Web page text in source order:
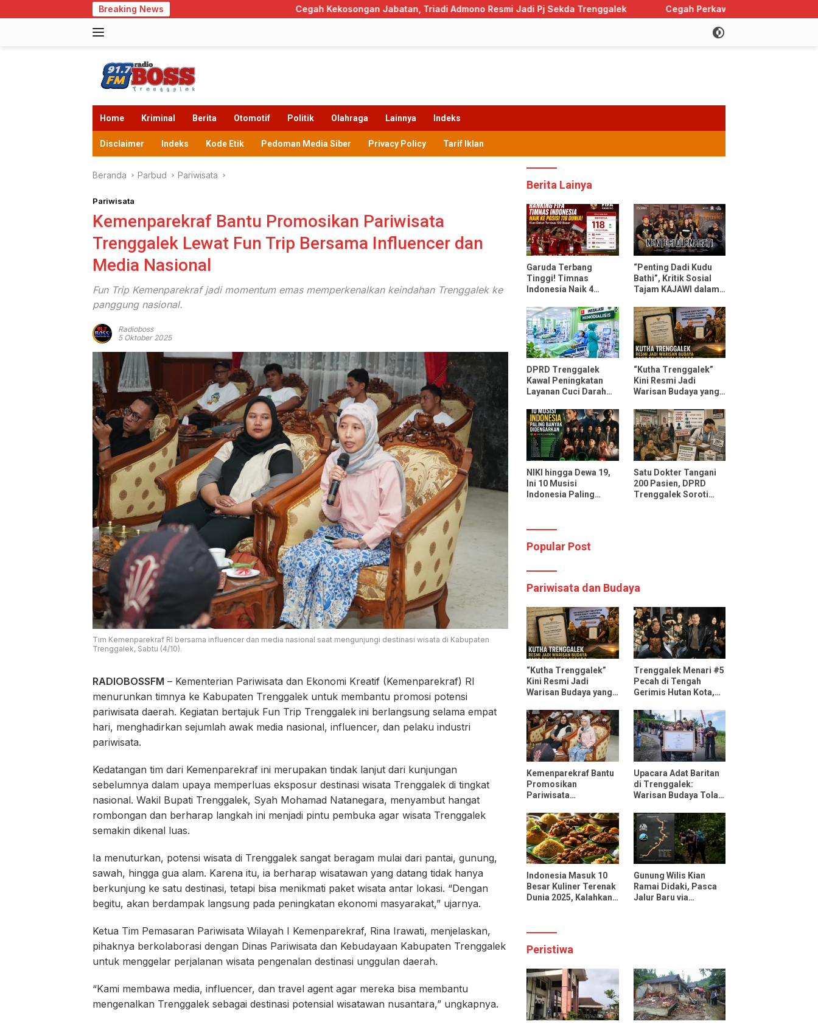
ke
Breaking News Cegah Kekosongan Jabatan, Triadi Admono Resmi Jadi Pj Sekda Trenggalek Cegah Perkawinan Anak, Trenggalek Sabet Peringkat
Home Kriminal Berita Otomotif Politik Olahraga Lainnya Indeks
Disclaimer Indeks Kode Etik Pedoman Media Siber Privacy Policy Tarif Iklan
Beranda Parbud Pariwisata
Pariwisata
Kemenparekraf Bantu Promosikan Pariwisata
Trenggalek Lewat Fun Trip Bersama Influencer dan
Media Nasional
Fun Trip Kemenparekraf jadi momentum emas memperkenalkan keindahan Trenggalek ke
panggung nasional.
Radioboss
5 Oktober 2025
Tim Kemenparekraf RI bersama influencer dan media nasional saat mengunjungi destinasi wisata di Kabupaten
Trenggalek, Sabtu (4/10).
RADIOBOSSFM – Kementerian Pariwisata dan Ekonomi Kreatif (Kemenparekraf) RI
menurunkan timnya ke Kabupaten Trenggalek untuk membantu promosi potensi
pariwisata daerah. Kegiatan bertajuk Fun Trip Trenggalek ini berlangsung selama empat
hari, menghadirkan sejumlah awak media nasional, influencer, dan pelaku industri
pariwisata.
Kedatangan tim dari Kemenparekraf ini merupakan tindak lanjut dari kunjungan
sebelumnya dalam upaya memperluas eksposur destinasi wisata Trenggalek di tingkat
nasional. Wakil Bupati Trenggalek, Syah Mohamad Natanegara, menyambut hangat
rombongan dan berharap langkah ini menjadi pintu pembuka agar wisata Trenggalek
semakin dikenal luas.
Ia menuturkan, potensi wisata di Trenggalek sangat beragam mulai dari pantai, gunung,
sawah, hingga gua alam. Karena itu, ia berharap wisatawan yang datang tidak hanya
berkunjung ke satu destinasi, tetapi bisa menikmati paket wisata antar lokasi. “Dengan
begitu, akan berdampak langsung pada peningkatan ekonomi masyarakat,” ujarnya.
Ketua Tim Pemasaran Pariwisata Wilayah I Kemenparekraf, Rina Irawati, menjelaskan,
pihaknya berkolaborasi dengan Dinas Pariwisata dan Kebudayaan Kabupaten Trenggalek
untuk menggelar perjalanan wisata pengenalan destinasi unggulan daerah.
“Kami membawa media, influencer, dan travel agent agar mereka bisa membantu
mengenalkan Trenggalek sebagai destinasi potensial wisatawan nusantara,” ungkapnya.
Berita Lainya
Garuda Terbang
Tinggi! Timnas
Indonesia Naik 4
Kalahkan Oman dan
Mozambik
“Penting Dadi Kudu
Bathi”, Kritik Sosial
Tajam KAJAWI dalam
Durmagati
DPRD Trenggalek
Kawal Peningkatan
Layanan Cuci Darah
Kapasitas Ditarget
Layani 30 Pasien
Sekali Pelayanan
“Kutha Trenggalek”
Kini Resmi Jadi
Warisan Budaya yang
NIKI hingga Dewa 19,
Ini 10 Musisi
Indonesia Paling
YouTube Music
Satu Dokter Tangani
200 Pasien, DPRD
Trenggalek Soroti
Popular Post
Pariwisata dan Budaya
“Kutha Trenggalek”
Kini Resmi Jadi
Warisan Budaya yang
Trenggalek Menari #5
Pecah di Tengah
Gerimis Hutan Kota,
Ngrembaka dan
Nyawiji
Kemenparekraf Bantu
Promosikan
Pariwisata
Trip Bersama
Influencer dan Media
Nasional
Upacara Adat Baritan
di Trenggalek:
Warisan Budaya Tolak
Lewat Festival Desa
Indonesia Masuk 10
Besar Kuliner Terenak
Dunia 2025, Kalahkan
Gunung Wilis Kian
Ramai Didaki, Pasca
Jalur Baru via
Peristiwa